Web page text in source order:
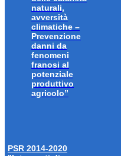
naturali,
avversità
climatiche –
Prevenzione
danni da
fenomeni
franosi al
potenziale
produttivo
agricolo”
PSR 2014-2020